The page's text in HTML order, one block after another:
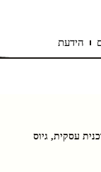
הידעת
עסקית, גיוס